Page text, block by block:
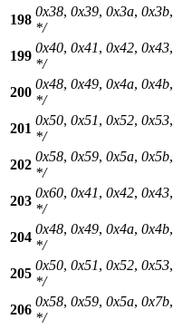
198
0x38, 0x39, 0x3a, 0x3b,
*/
199
0x40, 0x41, 0x42, 0x43,
*/
200
0x48, 0x49, 0x4a, 0x4b,
*/
201
0x50, 0x51, 0x52, 0x53,
*/
202
0x58, 0x59, 0x5a, 0x5b,
*/
203
0x60, 0x41, 0x42, 0x43,
*/
204
0x48, 0x49, 0x4a, 0x4b,
*/
205
0x50, 0x51, 0x52, 0x53,
*/
206
0x58, 0x59, 0x5a, 0x7b,
*/